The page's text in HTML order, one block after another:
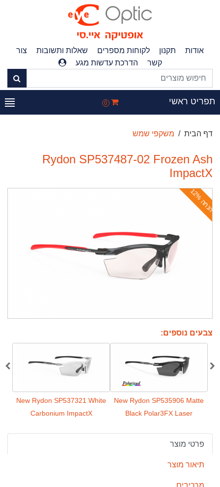
אודות תקנון לקוחות מספרים שאלות ותשובות
צור
קשר
הדרכת עדשות מגע
ראשי 0
דף הבית משקפי שמש
Rydon SP537487-02 Frozen Ash
ImpactX
ה
נ
ח
ה
1
2
צבעים נוספים:
New Rydon SP535906 Matte
Black Polar3FX Laser
New Rydon SP537321 White
Carbonium ImpactX
פרטי מוצר
תיאור מוצר